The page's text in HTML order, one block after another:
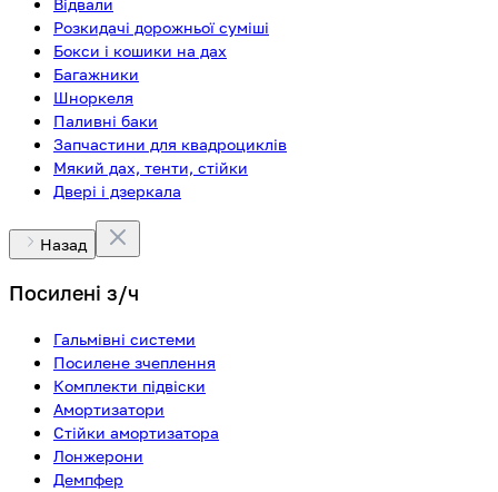
Відвали
Розкидачі дорожньої суміші
Бокси і кошики на дах
Багажники
Шноркеля
Паливні баки
Запчастини для квадроциклів
Мякий дах, тенти, стійки
Двері і дзеркала
Назад
Посилені з/ч
Гальмівні системи
Посилене зчеплення
Комплекти підвіски
Амортизатори
Стійки амортизатора
Лонжерони
Демпфер